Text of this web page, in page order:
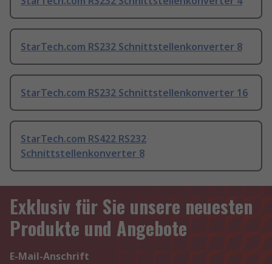
StarTech.com RS232 Schnittstellenkonverter 8
StarTech.com RS232 Schnittstellenkonverter 16
StarTech.com RS422 RS232
Schnittstellenkonverter 8
Exklusiv für Sie unsere neuesten
Produkte und Angebote
E-Mail-Anschrift